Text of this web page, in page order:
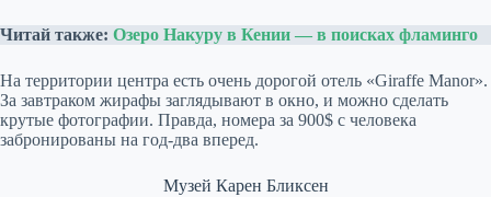
Читай также: Озеро Накуру в Кении — в поисках фламинго
На территории центра есть очень дорогой отель «Giraffe Manor».
За завтраком жирафы заглядывают в окно, и можно сделать
крутые фотографии. Правда, номера за 900$ с человека
забронированы на год-два вперед.
Музей Карен Бликсен